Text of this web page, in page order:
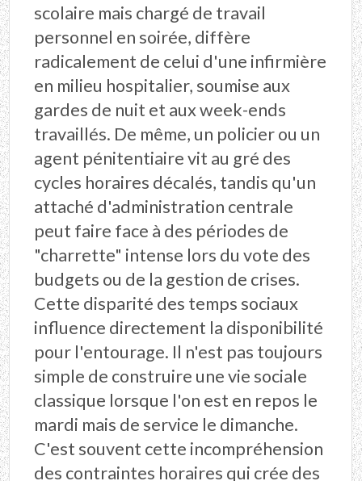
scolaire mais chargé de travail
personnel en soirée, diffère
radicalement de celui d'une infirmière
en milieu hospitalier, soumise aux
gardes de nuit et aux week-ends
travaillés. De même, un policier ou un
agent pénitentiaire vit au gré des
cycles horaires décalés, tandis qu'un
attaché d'administration centrale
peut faire face à des périodes de
"charrette" intense lors du vote des
budgets ou de la gestion de crises.
Cette disparité des temps sociaux
influence directement la disponibilité
pour l'entourage. Il n'est pas toujours
simple de construire une vie sociale
classique lorsque l'on est en repos le
mardi mais de service le dimanche.
C'est souvent cette incompréhension
des contraintes horaires qui crée des